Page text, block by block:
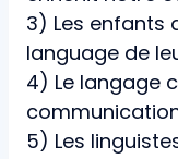
3) Les enfants
language de
4) Le langage
5) Les